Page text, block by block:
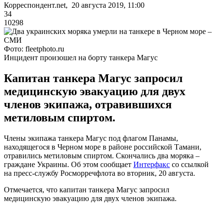
Корреспондент.net, 20 августа 2019, 11:00
34
10298
Фото: fleetphoto.ru
Инцидент произошел на борту танкера Магус
Капитан танкера Магус запросил
медицинскую эвакуацию для двух
членов экипажа, отравившихся
метиловым спиртом.
Члены экипажа танкера Магус под флагом Панамы,
находящегося в Черном море в районе российской Тамани,
отравились метиловым спиртом. Скончались два моряка –
граждане Украины. Об этом сообщает Интерфакс со ссылкой
на пресс-службу Росморречфлота во вторник, 20 августа.
Отмечается, что капитан танкера Магус запросил
медицинскую эвакуацию для двух членов экипажа.